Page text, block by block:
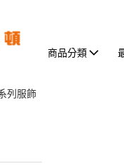
商品分類
列服飾